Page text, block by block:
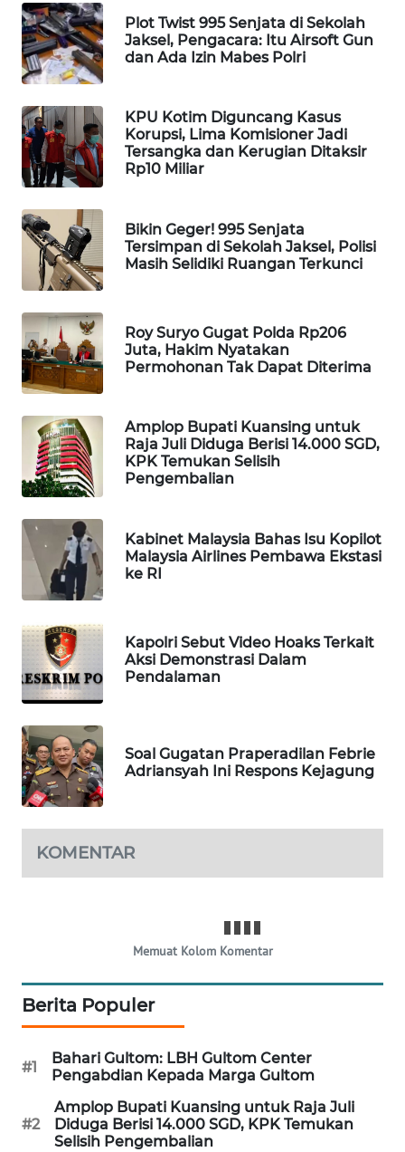
Plot Twist 995 Senjata di Sekolah
Jaksel, Pengacara: Itu Airsoft Gun
dan Ada Izin Mabes Polri
KPU Kotim Diguncang Kasus
Korupsi, Lima Komisioner Jadi
Tersangka dan Kerugian Ditaksir
Rp10 Miliar
Bikin Geger! 995 Senjata
Tersimpan di Sekolah Jaksel, Polisi
Masih Selidiki Ruangan Terkunci
Roy Suryo Gugat Polda Rp206
Juta, Hakim Nyatakan
Permohonan Tak Dapat Diterima
Amplop Bupati Kuansing untuk
Raja Juli Diduga Berisi 14.000 SGD,
KPK Temukan Selisih
Pengembalian
Kabinet Malaysia Bahas Isu Kopilot
Malaysia Airlines Pembawa Ekstasi
ke RI
Kapolri Sebut Video Hoaks Terkait
Aksi Demonstrasi Dalam
Pendalaman
Soal Gugatan Praperadilan Febrie
Adriansyah Ini Respons Kejagung
KOMENTAR
Memuat Kolom Komentar
Berita Populer
#1
Bahari Gultom: LBH Gultom Center
Pengabdian Kepada Marga Gultom
#2
Amplop Bupati Kuansing untuk Raja Juli
Diduga Berisi 14.000 SGD, KPK Temukan
Selisih Pengembalian
WAHANA
TRAVEL
WAHANA
WAHANANEWS
ID
WAHANANEWS
CO ID
WAHANANEWS
NET
WAHANA
SPORT
UMKM
WAHANA
SELEB
WAHANA
PERSONA
OTOMOTIF
WAHANA
HEALTH
WAHANA
DESA
WISATA
LAPAK
WAHANA
LISTRIK
MASYARAKAT
KELISTRIKAN
WALINKI
ID